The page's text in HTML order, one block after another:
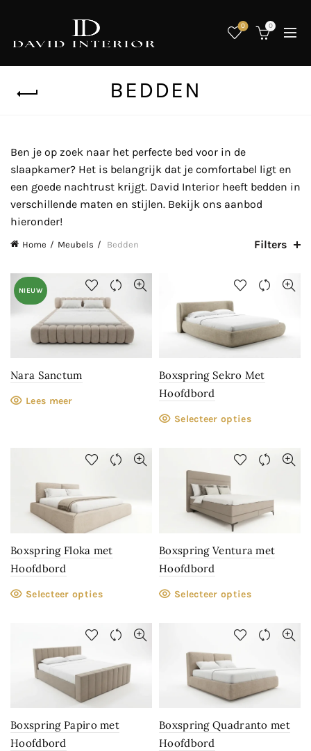
0 0
BEDDEN
Ben je op zoek naar het perfecte bed voor in de
slaapkamer? Het is belangrijk dat je comfortabel ligt en
een goede nachtrust krijgt. David Interior heeft bedden in
verschillende maten en stijlen. Bekijk ons aanbod
hieronder!
Home Meubels Bedden Filters
NIEUW
Nara Sanctum
Lees meer
Boxspring Sekro Met
Hoofdbord
Selecteer opties
Boxspring Floka met
Hoofdbord
Selecteer opties
Boxspring Ventura met
Hoofdbord
Selecteer opties
Boxspring Papiro met
Hoofdbord
Boxspring Quadranto met
Hoofdbord